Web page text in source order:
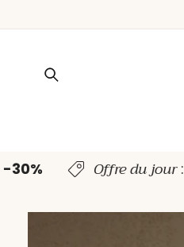
CONTENU
-30% Offre du jour